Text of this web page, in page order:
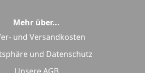
Mehr über...
und Versandkosten
und Datenschutz